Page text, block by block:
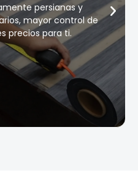
persianas y
mayor control de
precios para ti.